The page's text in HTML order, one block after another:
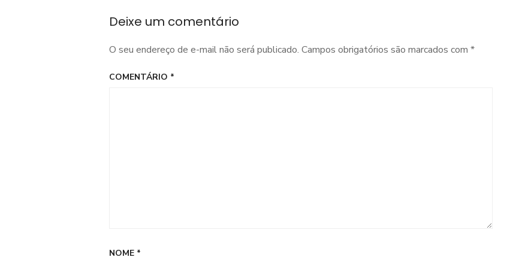
Deixe um comentário
O seu endereço de e-mail não será publicado. Campos obrigatórios são marcados com *
COMENTÁRIO *
NOME *